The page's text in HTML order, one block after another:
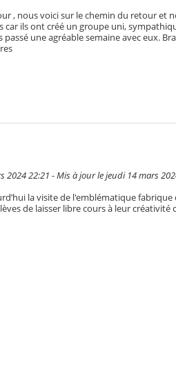
, nous voici sur le chemin du retour et
car ils ont créé un groupe uni,
passé une agréable semaine avec eux.
22:21 - Mis à jour le jeudi 14 mars
la visite de l'emblématique
de laisser libre cours à leur créativité